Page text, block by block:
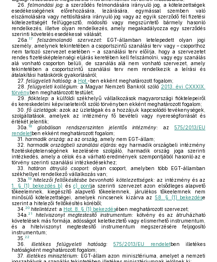
26.
felmondási jog:a szerződés felmondására irányuló jog, a kötelezettségek
esedékességének előrehozására, lezárására, egymással szemben való
elszámolására vagy nettósítására irányuló jog vagy az egyik szerződő fél fizetési
kötelezettségét felfüggesztő, módosító vagy megszüntető bármely hasonló
rendelkezés, illetve olyan rendelkezés, amely megakadályozza egy szerződés
szerinti követelés esedékessé válását;
26a. 17 felszámolandó szervezet:EGT-államban letelepedett olyan jogi
személy, amelynek tekintetében a csoportszintű szanálási terv vagy – csoporthoz
nem tartozó szervezet esetében – a szanálási terv előírja, hogy a szervezetet
rendes fizetésképtelenségi eljárás keretében kell felszámolni, vagy egy szanálás
alá vonható csoporton belüli, de szanálás alá nem vonható szervezet, amely
tekintetében a csoportszintű szanálási terv nem rendelkezik a leírási és
átalakítási hatáskörök gyakorlásáról;
27. felügyeleti hatóság: a Hpt. -ben ekként meghatározott fogalom;
28.
felügyeleti kollégium: a Magyar Nemzeti Bankról szóló 2013. évi CXXXIX.
törvényben meghatározott testület;
29.
fióktelep:a külföldi székhelyű vállalkozások magyarországi fióktelepeiről
és kereskedelmi képviseleteiről szóló törvényben ekként meghatározott fogalom;
30.
fő üzletágak:azok az üzletágak és a hozzájuk kapcsolódó tevékenységek,
szolgáltatások, amelyek az intézmény fő bevételi vagy nyereségforrását és
értékét jelentik;
30a. 18 globálisan rendszerszinten jelentős intézmény: az 575/2013/EU
rendeletben ekként meghatározott fogalom;
31. harmadik ország: az az ország, amely nem EGT-állam;
32.
harmadik országbeli szanálási eljárás:egy harmadik országbeli intézmény
fizetésképtelenségének kezelésére szolgáló, harmadik ország joga szerinti
intézkedés, amely a célok és a várható eredmények szempontjából hasonló az e
törvény szerinti szanálási intézkedésekhez;
33.
határon átnyúló csoport:olyan csoport, amelyben több EGT-államban
székhellyel rendelkező vállalkozás van;
33a. 19 hitelezői feltőkésítésbe bevonható kötelezettségek:az intézmény és az
1. § (1) bekezdés b) és c) pontja szerinti szervezet azon elsődleges alapvető
tőkeelemnek, kiegészítő alapvető tőkeelemnek, járulékos tőkeelemnek nem
minősülő kötelezettségei, amelyek nincsenek kizárva az 58. § (1) bekezdése
szerint a hitelezői feltőkésítés köréből;
34. 20 hitelintézet: a Hpt. 8. § (1) bekezdésében meghatározott szervezet;
34a. 21 hitelviszonyt megtestesítő instrumentum: kötvény és az átruházható
követelések más formája, adósságot keletkeztető vagy elismerhető instrumentum,
és a hitelviszonyt megtestesítő instrumentum megszerzésére feljogosító
instrumentum;
35. 22
36. illetékes felügyeleti hatóság: 575/2013/EU rendeletben illetékes
hatóságként meghatározott fogalom;
37.
illetékes minisztérium: EGT-állam azon minisztériuma, amelyet a nemzeti